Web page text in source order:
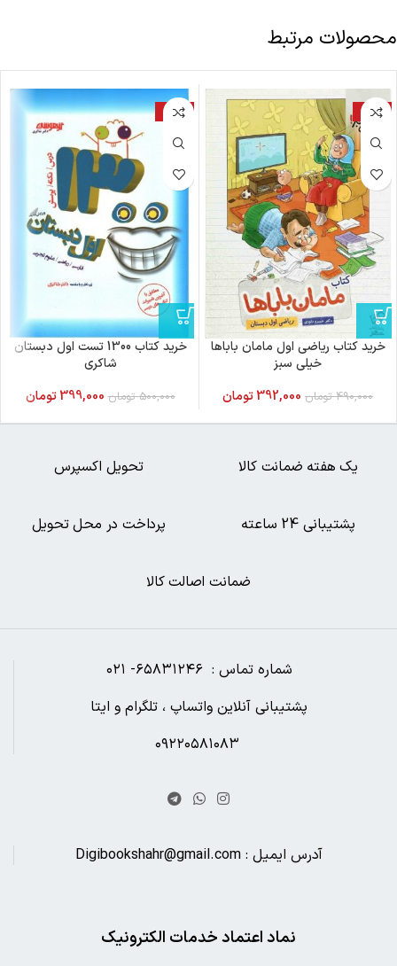
محصولات مرتبط
-20%
خرید کتاب ریاضی اول مامان باباها
خیلی سبز
490,000 تومان 392,000تومان
-20%
خرید کتاب 1300 تست اول دبستان
شاکری
500,000 تومان 399,000تومان
ضمانت اصالت کالا
پرداخت در محل تحویل پشتیبانی 24 ساعته
تحویل اکسپرس یک هفته ضمانت کالا
شماره تماس : ۶۵۸۳۱۲۴۶- ۰۲۱
پشتیبانی آنلاین واتساپ ، تلگرام و ایتا
آدرس ایمیل : Digibookshahr@gmail.com
نماد اعتماد خدمات الکترونیک